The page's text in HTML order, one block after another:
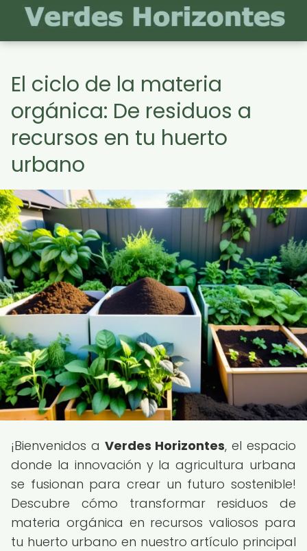
El ciclo de la materia
orgánica: De residuos a
recursos en tu huerto
urbano
¡Bienvenidos a Verdes Horizontes, el espacio
donde la innovación y la agricultura urbana
se fusionan para crear un futuro sostenible!
Descubre cómo transformar residuos de
materia orgánica en recursos valiosos para
tu huerto urbano en nuestro artículo principal